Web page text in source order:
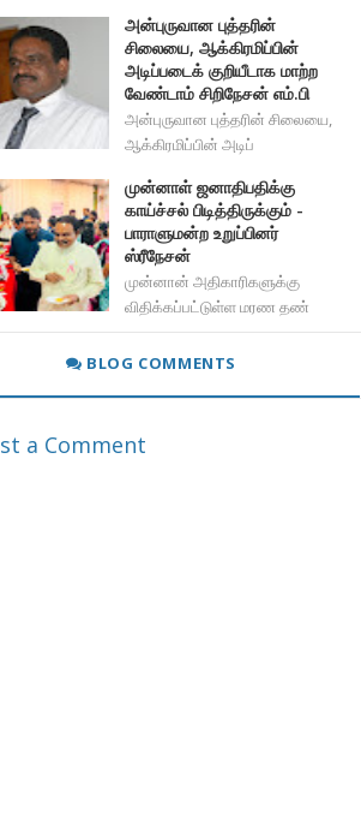
அன்புருவான புத்தரின்
சிலையை, ஆக்கிரமிப்பின்
அடிப்படைக் குறியீடாக மாற்ற
வேண்டாம் சிறிநேசன் எம்.பி
அன்புருவான புத்தரின் சிலையை,
ஆக்கிரமிப்பின் அடிப்
முன்னாள் ஜனாதிபதிக்கு
காய்ச்சல் பிடித்திருக்கும் -
பாராளுமன்ற உறுப்பினர்
ஸ்ரீநேசன்
முன்னான் அதிகாரிகளுக்கு
விதிக்கப்பட்டுள்ள மரண தண்
BLOG COMMENTS
a Comment